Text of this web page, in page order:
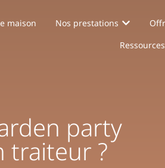
maison Nos prestations
maison Nos prestations
party
traiteur ?